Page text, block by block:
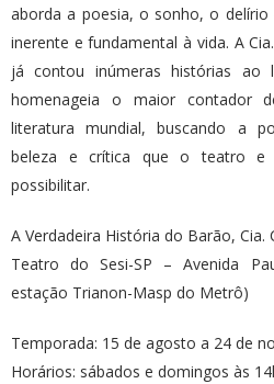
aborda a poesia, o sonho, o
inerente e fundamental à vida. A
já contou inúmeras histórias ao
homenageia o maior contador
literatura mundial, buscando a
beleza e crítica que o teatro e
possibilitar.
A Verdadeira História do Barão, Cia.
Teatro do Sesi-SP – Avenida
estação Trianon-Masp do Metrô)
Temporada: 15 de agosto a 24 de
Horários: sábados e domingos às